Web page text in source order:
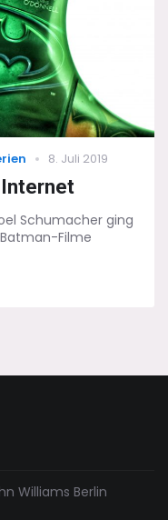
Posted
8. Juli 2019
Internet
Schumacher ging
Filme
Williams Berlin